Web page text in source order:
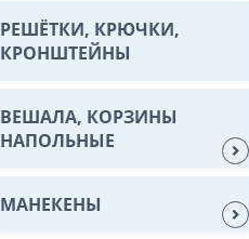
РЕШЁТКИ, КРЮЧКИ,
КРОНШТЕЙНЫ
ВЕШАЛА, КОРЗИНЫ
НАПОЛЬНЫЕ
МАНЕКЕНЫ